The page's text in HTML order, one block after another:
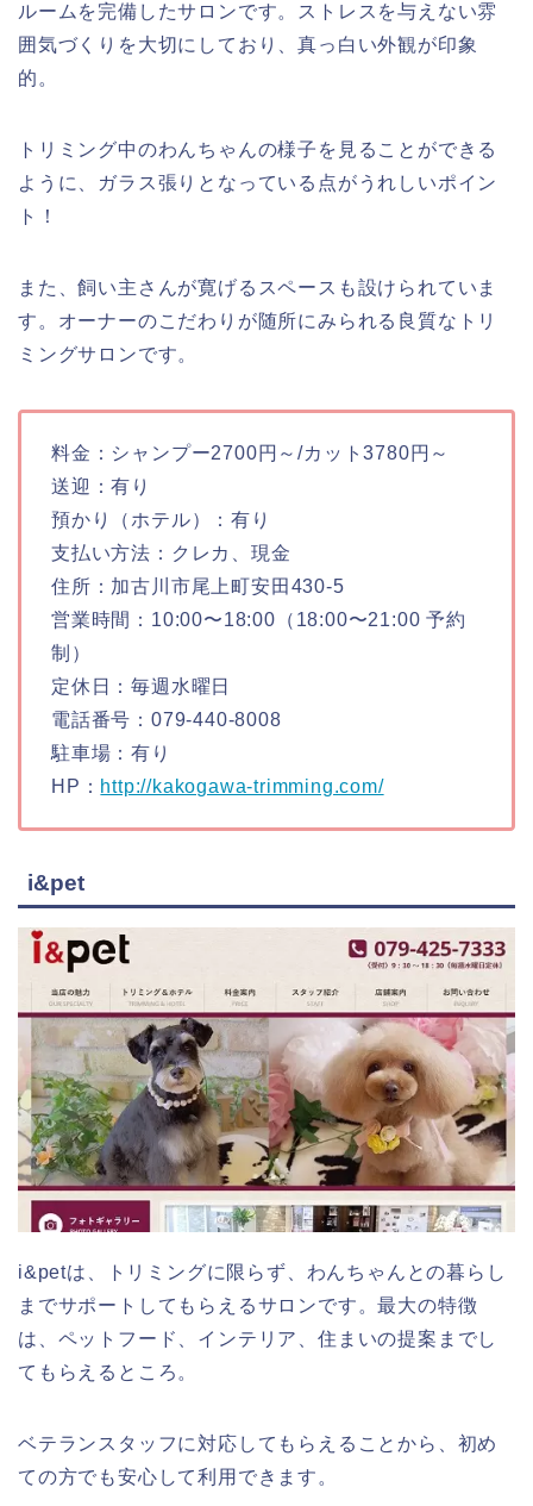
ルームを完備したサロンです。ストレスを与えない雰
囲気づくりを大切にしており、真っ白い外観が印象
的。
トリミング中のわんちゃんの様子を見ることができる
ように、ガラス張りとなっている点がうれしいポイン
ト！
また、飼い主さんが寛げるスペースも設けられていま
す。オーナーのこだわりが随所にみられる良質なトリ
ミングサロンです。
料金：シャンプー2700円～/カット3780円～
送迎：有り
預かり（ホテル）：有り
支払い方法：クレカ、現金
住所：加古川市尾上町安田430-5
営業時間：10:00〜18:00（18:00〜21:00 予約
制）
定休日：毎週水曜日
電話番号：079-440-8008
駐車場：有り
HP： http://kakogawa-trimming.com/
i&pet
i&petは、トリミングに限らず、わんちゃんとの暮らし
までサポートしてもらえるサロンです。最大の特徴
は、ペットフード、インテリア、住まいの提案までし
てもらえるところ。
ベテランスタッフに対応してもらえることから、初め
ての方でも安心して利用できます。